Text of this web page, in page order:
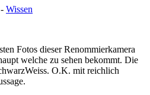
- Wissen
Fotos dieser Renommierkamera
welche zu sehen bekommt. Die
O.K. mit reichlich